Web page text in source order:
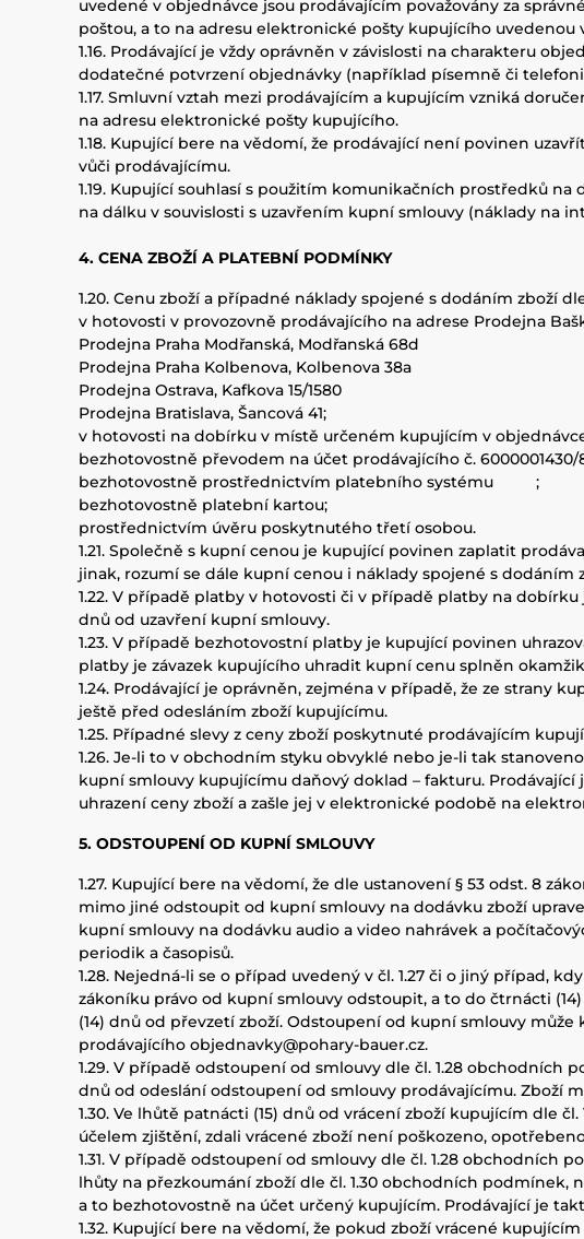
uvedené v objednávce jsou prodávajícím považovány za
poštou, a to na adresu elektronické pošty kupujícího
1.16. Prodávající je vždy oprávněn v závislosti na charakteru
dodatečné potvrzení objednávky (například písemně či
1.17. Smluvní vztah mezi prodávajícím a kupujícím vzniká
na adresu elektronické pošty kupujícího.
1.18. Kupující bere na vědomí, že prodávající není povinen
vůči prodávajícímu.
1.19. Kupující souhlasí s použitím komunikačních prostředků
na dálku v souvislosti s uzavřením kupní smlouvy (náklady na
4. CENA ZBOŽÍ A PLATEBNÍ PODMÍNKY
1.20. Cenu zboží a případné náklady spojené s dodáním zboží
v hotovosti v provozovně prodávajícího na adrese Prodejna
Prodejna Praha Modřanská, Modřanská 68d
Prodejna Praha Kolbenova, Kolbenova 38a
Prodejna Ostrava, Kafkova 15/1580
Prodejna Bratislava, Šancová 41;
v hotovosti na dobírku v místě určeném kupujícím v
bezhotovostně převodem na účet prodávajícího č.
bezhotovostně prostřednictvím platebního systému ;
bezhotovostně platební kartou;
prostřednictvím úvěru poskytnutého třetí osobou.
1.21. Společně s kupní cenou je kupující povinen zaplatit
jinak, rozumí se dále kupní cenou i náklady spojené s dodáním
1.22. V případě platby v hotovosti či v případě platby na
dnů od uzavření kupní smlouvy.
1.23. V případě bezhotovostní platby je kupující povinen
platby je závazek kupujícího uhradit kupní cenu splněn
1.24. Prodávající je oprávněn, zejména v případě, že ze strany
ještě před odesláním zboží kupujícímu.
1.25. Případné slevy z ceny zboží poskytnuté prodávajícím
1.26. Je-li to v obchodním styku obvyklé nebo je-li tak
kupní smlouvy kupujícímu daňový doklad – fakturu.
uhrazení ceny zboží a zašle jej v elektronické podobě na
5. ODSTOUPENÍ OD KUPNÍ SMLOUVY
1.27. Kupující bere na vědomí, že dle ustanovení § 53 odst. 8
mimo jiné odstoupit od kupní smlouvy na dodávku zboží
kupní smlouvy na dodávku audio a video nahrávek a
periodik a časopisů.
1.28. Nejedná-li se o případ uvedený v čl. 1.27 či o jiný případ,
zákoníku právo od kupní smlouvy odstoupit, a to do čtrnácti
(14) dnů od převzetí zboží. Odstoupení od kupní smlouvy
prodávajícího objednavky@pohary-bauer.cz.
1.29. V případě odstoupení od smlouvy dle čl. 1.28 obchodních
dnů od odeslání odstoupení od smlouvy prodávajícímu. Zboží
1.30. Ve lhůtě patnácti (15) dnů od vrácení zboží kupujícím dle
účelem zjištění, zdali vrácené zboží není poškozeno,
1.31. V případě odstoupení od smlouvy dle čl. 1.28
lhůty na přezkoumání zboží dle čl. 1.30 obchodních
a to bezhotovostně na účet určený kupujícím. Prodávající je
1.32. Kupující bere na vědomí, že pokud zboží vrácené